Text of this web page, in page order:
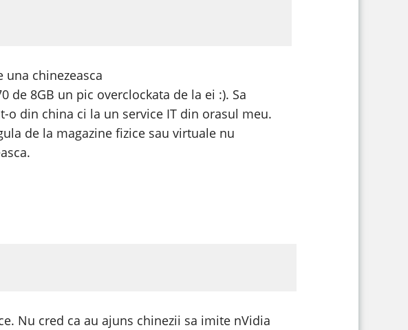
chinezeasca
de 8GB un pic overclockata de la ei :). Sa
din china ci la un service IT din orasul meu.
de la magazine fizice sau virtuale nu
Nu cred ca au ajuns chinezii sa imite nVidia